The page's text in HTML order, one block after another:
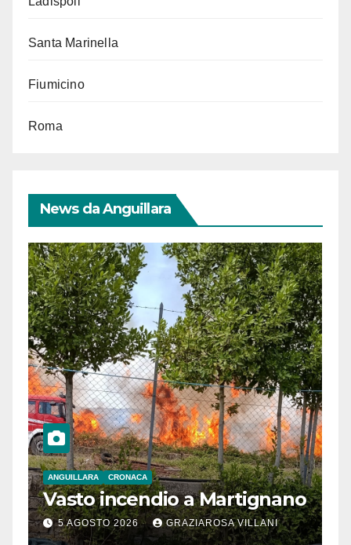
Santa Marinella
Fiumicino
Roma
News da Anguillara
ANGUILLARA CRONACA
Vasto incendio a Martignano
5 AGOSTO 2026 GRAZIAROSA VILLANI